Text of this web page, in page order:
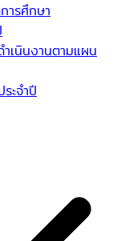
รศึกษา
เนินงานตามแผน
ะจำปี